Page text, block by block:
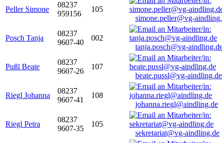
Peller Simone
08237
959156
105
simone.peller@vg-
Posch Tanja
08237
9607-40
002
tanja.posch@vg-
Pußl Beate
08237
9607-26
107
beate.pussl@vg-aindling.de
Riegl Johanna
08237
9607-41
108
johanna.riegl@aindling.de
Riegl Petra
08237
9607-35
105
sekretariat@vg-aindling.de